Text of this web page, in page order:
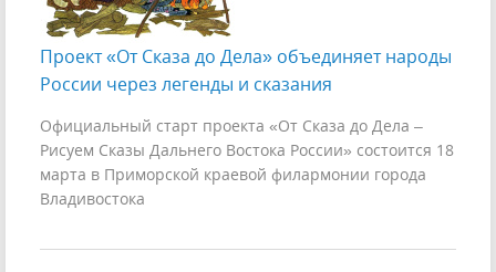
Проект «От Сказа до Дела» объединяет народы
России через легенды и сказания
Официальный старт проекта «От Сказа до Дела –
Рисуем Сказы Дальнего Востока России» состоится 18
марта в Приморской краевой филармонии города
Владивостока